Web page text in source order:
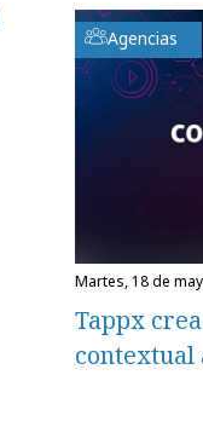
Agencias
martes, 18 de
Tappx